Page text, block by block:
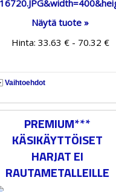
Näytä tuote »
Hinta: 33.63 € - 70.32 €
Vaihtoehdot
PREMIUM***
KÄSIKÄYTTÖISET
HARJAT EI
RAUTAMETALLEILLE